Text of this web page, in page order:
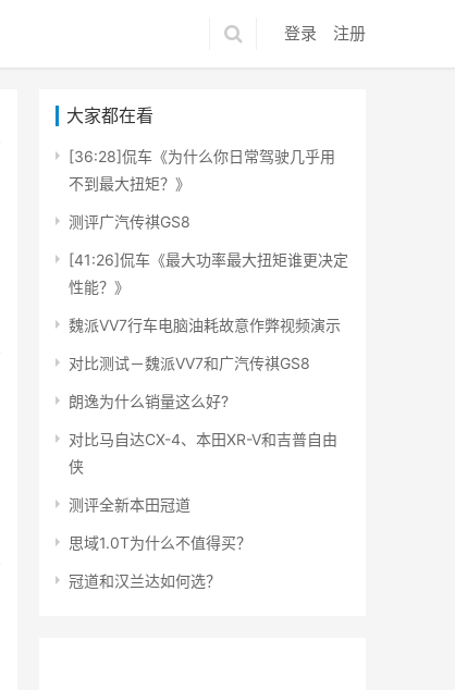
登录 注册
大家都在看
[36:28]侃车《为什么你日常驾驶几乎用
不到最大扭矩？》
测评广汽传祺GS8
[41:26]侃车《最大功率最大扭矩谁更决定
性能？》
魏派VV7行车电脑油耗故意作弊视频演示
对比测试－魏派VV7和广汽传祺GS8
朗逸为什么销量这么好?
对比马自达CX-4、本田XR-V和吉普自由
侠
测评全新本田冠道
思域1.0T为什么不值得买？
冠道和汉兰达如何选？